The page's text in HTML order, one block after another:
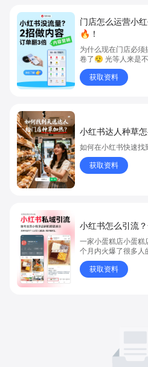
门店怎么运营小
🔥！
为什么现在门店必须
卷了😮‍💨 光等人来是
还没开始做小红书，
💸 获取资料
小红书达人种草
如何在小红书快速找
获取资料
小红书怎么引流
一家小蛋糕店小蛋
个月内火爆了很多人
是——巧妙借助小红
“种草”到“成交”的完
获取资料